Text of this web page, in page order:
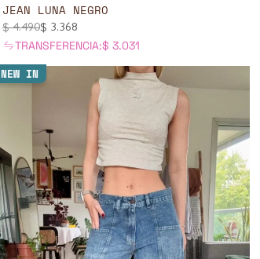
JEAN LUNA NEGRO
$4.490$ 3.368
TRANSFERENCIA:$ 3.031
NEW IN